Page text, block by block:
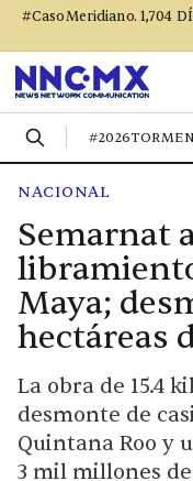
#CasoMeridiano. 1,704
NACIONAL
Semarnat
Maya;
hectáreas
La obra de 15.4
desmonte de
Quintana Roo y
3 mil millones de